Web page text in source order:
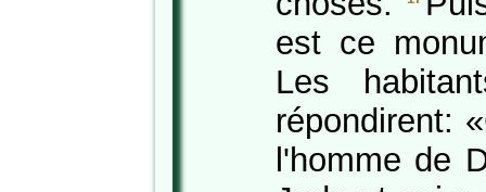
est ce
Les
répondirent:
l'homme de